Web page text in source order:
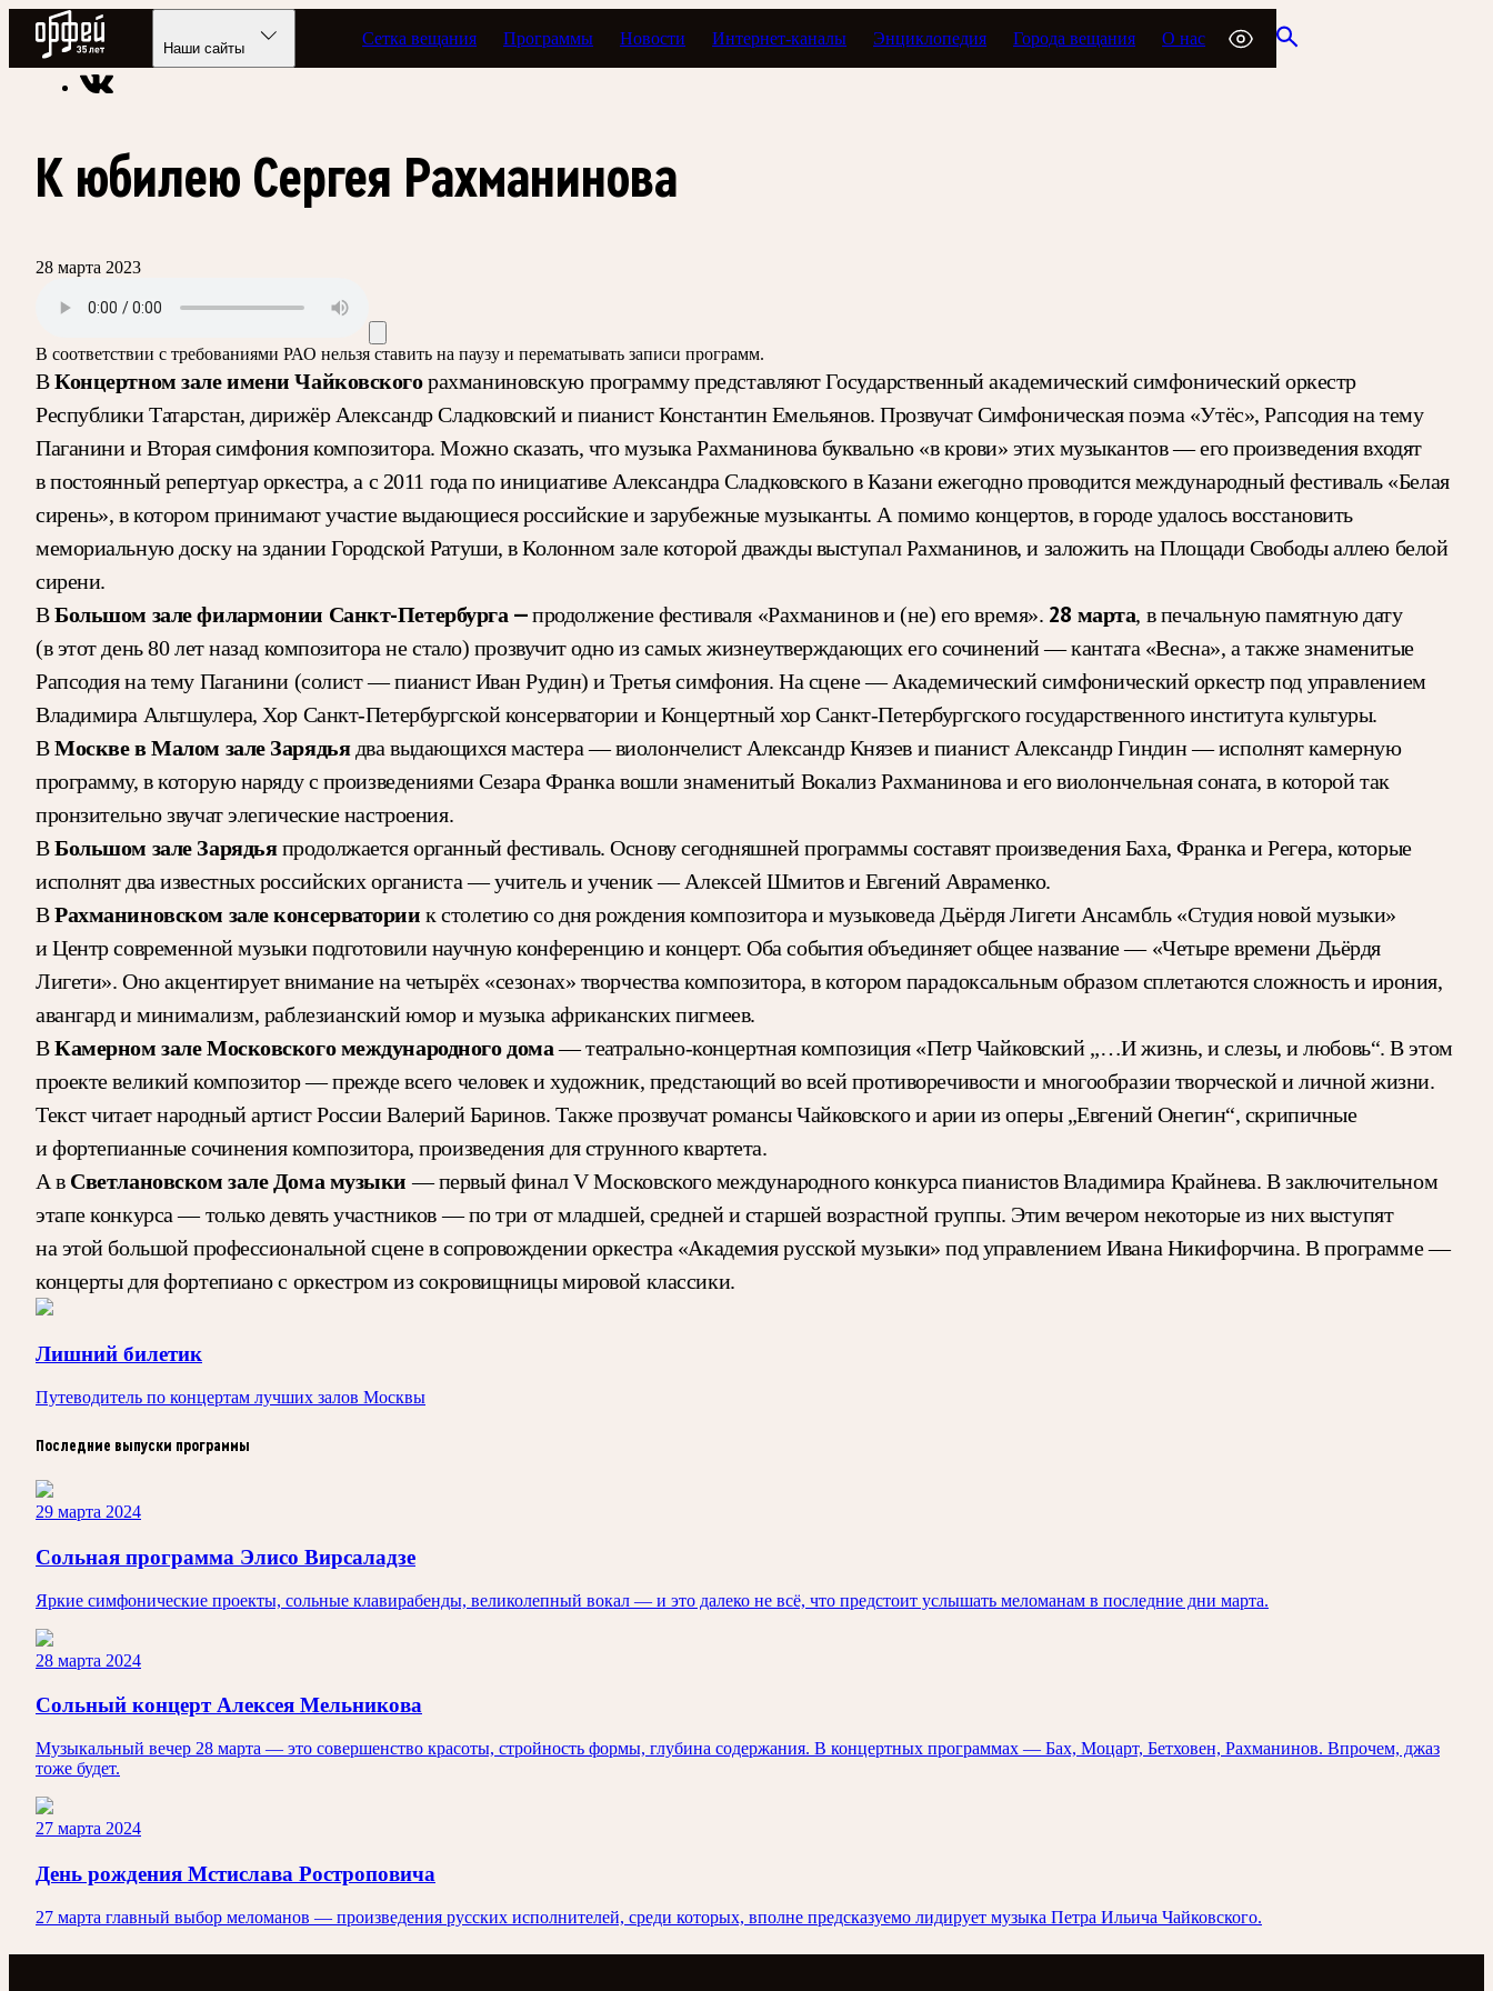
Радио Орфей
Наши сайты
Сетка вещания Программы Новости Интернет-каналы Энциклопедия Города вещания О нас
Радио классической музыки «Орфей» Подкасты Лишний билетик
К юбилею Сергея Рахманинова
28 марта 2023
В соответствии с требованиями РАО нельзя ставить на паузу и перематывать записи программ.
ВКонцертном зале имени Чайковскогорахманиновскую программу представляют Государственный академический симфонический оркестр
Республики Татарстан, дирижёр Александр Сладковский и пианист Константин Емельянов. Прозвучат Симфоническая поэма «Утёс», Рапсодия на тему
Паганини и Вторая симфония композитора. Можно сказать, что музыка Рахманинова буквально «в крови» этих музыкантов — его произведения входят
в постоянный репертуар оркестра, а с 2011 года по инициативе Александра Сладковского в Казани ежегодно проводится международный фестиваль «Белая
сирень», в котором принимают участие выдающиеся российские и зарубежные музыканты. А помимо концертов, в городе удалось восстановить
мемориальную доску на здании Городской Ратуши, в Колонном зале которой дважды выступал Рахманинов, и заложить на Площади Свободы аллею белой
сирени.
ВБольшом зале филармонии Санкт-Петербурга —продолжение фестиваля «Рахманинов и (не) его время». 28 марта, в печальную памятную дату
(в этот день 80 лет назад композитора не стало) прозвучит одно из самых жизнеутверждающих его сочинений — кантата «Весна», а также знаменитые
Рапсодия на тему Паганини (солист — пианист Иван Рудин) и Третья симфония. На сцене — Академический симфонический оркестр под управлением
Владимира Альтшулера, Хор Санкт-Петербургской консерватории и Концертный хор Санкт-Петербургского государственного института культуры.
ВМоскве в Малом зале Зарядьядва выдающихся мастера — виолончелист Александр Князев и пианист Александр Гиндин — исполнят камерную
программу, в которую наряду с произведениями Сезара Франка вошли знаменитый Вокализ Рахманинова и его виолончельная соната, в которой так
пронзительно звучат элегические настроения.
ВБольшом зале Зарядьяпродолжается органный фестиваль. Основу сегодняшней программы составят произведения Баха, Франка и Регера, которые
исполнят два известных российских органиста — учитель и ученик — Алексей Шмитов и Евгений Авраменко.
ВРахманиновском зале консерватории к столетию со дня рождения композитора и музыковеда Дьёрдя Лигети Ансамбль «Студия новой музыки»
и Центр современной музыки подготовили научную конференцию и концерт. Оба события объединяет общее название — «Четыре времени Дьёрдя
Лигети». Оно акцентирует внимание на четырёх «сезонах» творчества композитора, в котором парадоксальным образом сплетаются сложность и ирония,
авангард и минимализм, раблезианский юмор и музыка африканских пигмеев.
ВКамерном зале Московского международного дома— театрально-концертная композиция «Петр Чайковский „…И жизнь, и слезы, и любовь“. В этом
проекте великий композитор — прежде всего человек и художник, предстающий во всей противоречивости и многообразии творческой и личной жизни.
Текст читает народный артист России Валерий Баринов. Также прозвучат романсы Чайковского и арии из оперы „Евгений Онегин“, скрипичные
и фортепианные сочинения композитора, произведения для струнного квартета.
А в Светлановском зале Дома музыки — первый финал V Московского международного конкурса пианистов Владимира Крайнева. В заключительном
этапе конкурса — только девять участников — по три от младшей, средней и старшей возрастной группы. Этим вечером некоторые из них выступят
на этой большой профессиональной сцене в сопровождении оркестра «Академия русской музыки» под управлением Ивана Никифорчина. В программе —
концерты для фортепиано с оркестром из сокровищницы мировой классики.
Лишний билетик
Путеводитель по концертам лучших залов Москвы
Последние выпуски программы
29 марта 2024
Сольная программа Элисо Вирсаладзе
Яркие симфонические проекты, сольные клавирабенды, великолепный вокал — и это далеко не всё, что предстоит услышать меломанам в последние дни марта.
28 марта 2024
Сольный концерт Алексея Мельникова
Музыкальный вечер 28 марта — это совершенство красоты, стройность формы, глубина содержания. В концертных программах — Бах, Моцарт, Бетховен, Рахманинов. Впрочем, джаз
тоже будет.
27 марта 2024
День рождения Мстислава Ростроповича
27 марта главный выбор меломанов — произведения русских исполнителей, среди которых, вполне предсказуемо лидирует музыка Петра Ильича Чайковского.